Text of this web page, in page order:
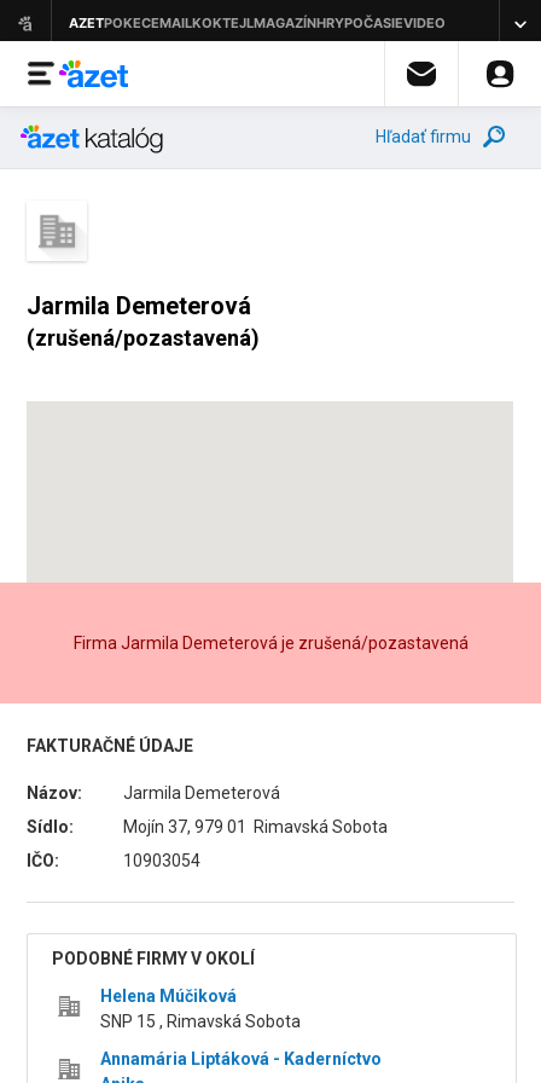
Hľadať firmu
Jarmila Demeterová
(zrušená/pozastavená)
Firma Jarmila Demeterová je zrušená/pozastavená
FAKTURAČNÉ ÚDAJE
Názov:
Jarmila Demeterová
Sídlo:
Mojín 37, 979 01 Rimavská Sobota
IČO:
10903054
PODOBNÉ FIRMY V OKOLÍ
Helena Múčiková
SNP 15 , Rimavská Sobota
Annamária Liptáková - Kaderníctvo